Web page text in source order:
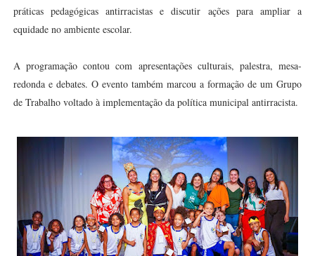
práticas pedagógicas antirracistas e discutir ações para ampliar a
equidade no ambiente escolar.
A programação contou com apresentações culturais, palestra, mesa-
redonda e debates. O evento também marcou a formação de um Grupo
de Trabalho voltado à implementação da política municipal antirracista.